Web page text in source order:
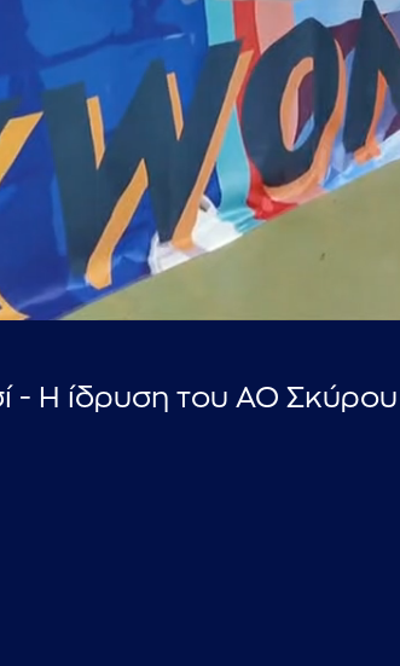
προς αναζήτηση
- Η ίδρυση του ΑΟ Σκύρου